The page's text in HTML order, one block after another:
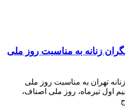
زنانه به مناسبت روز ملی
زنانه تهران به مناسبت روز ملی
اول تیرماه، روز ملی اصناف،